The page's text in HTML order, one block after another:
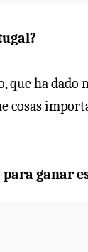
ha dado
cosas
para ganar